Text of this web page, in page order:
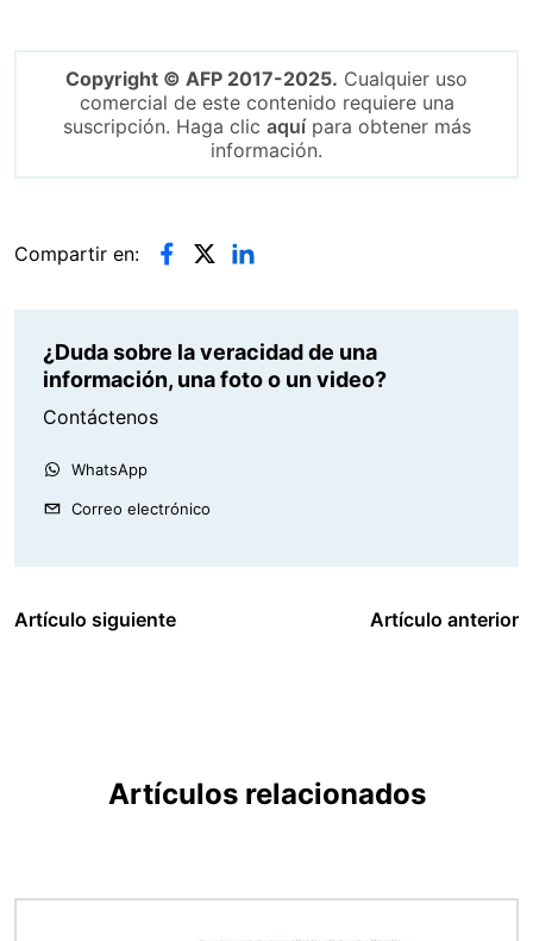
Copyright © AFP 2017-2025. Cualquier uso
comercial de este contenido requiere una
suscripción. Haga clic aquípara obtener más
información.
Compartir en:
¿Duda sobre la veracidad de una
información, una foto o un video?
Contáctenos
WhatsApp
Correo electrónico
Artículo siguiente Artículo anterior
Artículos relacionados